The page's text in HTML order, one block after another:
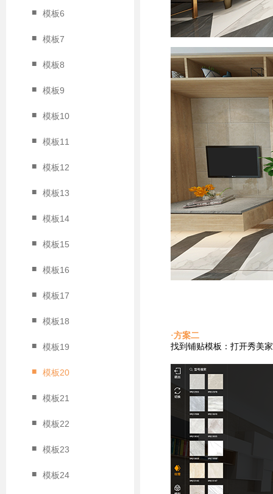
■ 模板6
■ 模板7
■ 模板8
■ 模板9
■ 模板10
■ 模板11
■ 模板12
■ 模板13
■ 模板14
■ 模板15
■ 模板16
■ 模板17
■ 模板18
■ 模板19
■ 模板20
■ 模板21
■ 模板22
■ 模板23
■ 模板24
·方案二
找到铺贴模板：打开秀美